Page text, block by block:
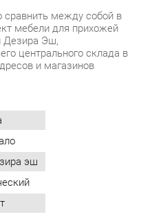
эш
своим мнением.